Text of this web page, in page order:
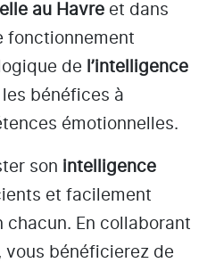
au Havre et dans
fonctionnement
de l’intelligence
bénéfices à
émotionnelles.
son intelligence
et facilement
En collaborant
vous bénéficierez de